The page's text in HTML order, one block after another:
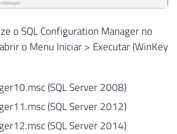
o SQL Configuration Manager no
o Menu Iniciar > Executar (WinKey
(SQL Server 2008)
(SQL Server 2012)
(SQL Server 2014)